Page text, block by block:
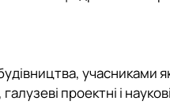
учасниками
проектні і наукові